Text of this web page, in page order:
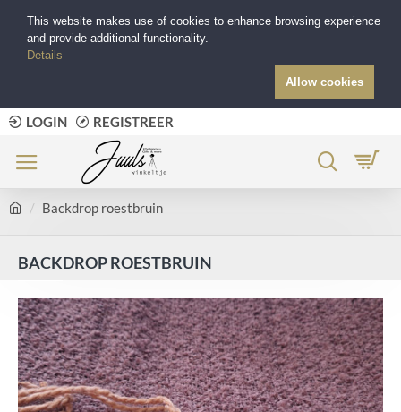
LOGIN REGISTREER
Backdrop roestbruin
BACKDROP ROESTBRUIN
This website makes use of cookies to enhance browsing experience
and provide additional functionality.
Details
Allow cookies